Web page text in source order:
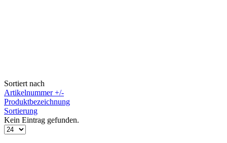
Sortiert nach
Artikelnummer +/-
Produktbezeichnung
Sortierung
Kein Eintrag gefunden.